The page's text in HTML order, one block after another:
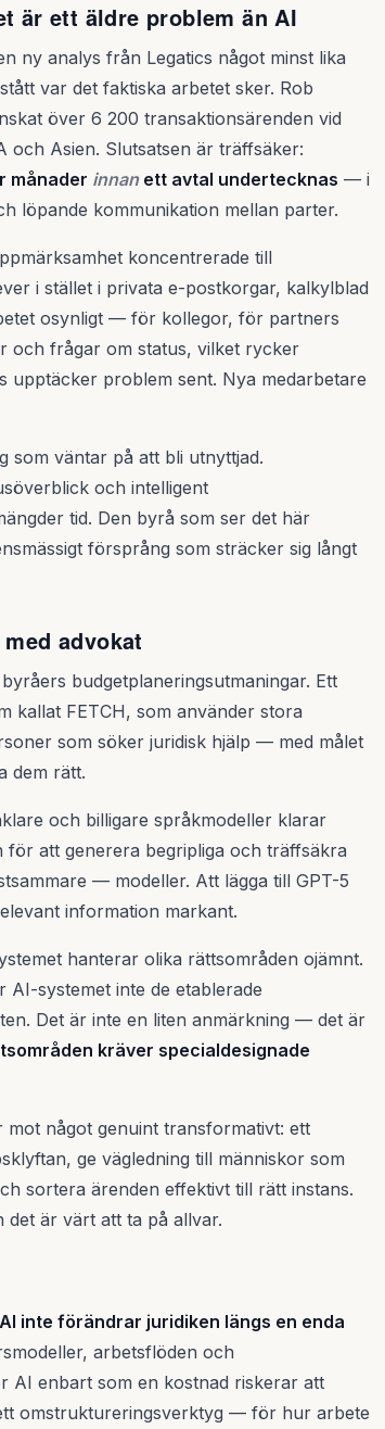
är ett äldre problem än AI
ny analys från Legatics något minst lika
var det faktiska arbetet sker. Rob
över 6 200 transaktionsärenden vid
Asien. Slutsatsen är träffsäker:
månader innanett avtal undertecknas — i
löpande kommunikation mellan parter.
koncentrerade till
i stället i privata e-postkorgar, kalkylblad
osynligt — för kollegor, för partners
och frågar om status, vilket rycker
problem sent. Nya medarbetare
som väntar på att bli utnyttjad.
och intelligent
tid. Den byrå som ser det här
försprång som sträcker sig långt
advokat
budgetplaneringsutmaningar. Ett
kallat FETCH, som använder stora
som söker juridisk hjälp — med målet
dem rätt.
och billigare språkmodeller klarar
för att generera begripliga och träffsäkra
— modeller. Att lägga till GPT-5
information markant.
hanterar olika rättsområden ojämnt.
systemet inte de etablerade
Det är inte en liten anmärkning — det är
kräver specialdesignade
mot något genuint transformativt: ett
ge vägledning till människor som
sortera ärenden effektivt till rätt instans.
är värt att ta på allvar.
AI inte förändrar juridiken längs en enda
arbetsflöden och
AI enbart som en kostnad riskerar att
omstruktureringsverktyg — för hur arbete